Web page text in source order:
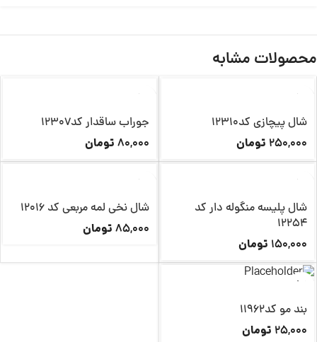
محصولات مشابه
شال پیچازی کد12310
250,000 تومان
ناموجود
جوراب ساقدار کد12307
80,000 تومان
ناموجود
شال پلیسه منگوله دار کد
12254
150,000 تومان
ناموجود
شال نخی لمه مربعی کد 12016
85,000 تومان
بند مو کد11962
25,000 تومان